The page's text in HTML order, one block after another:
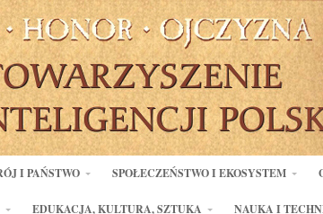
I PAŃSTWO SPOŁECZEŃSTWO I EKOSYSTEM
EDUKACJA, KULTURA, SZTUKA NAUKA I